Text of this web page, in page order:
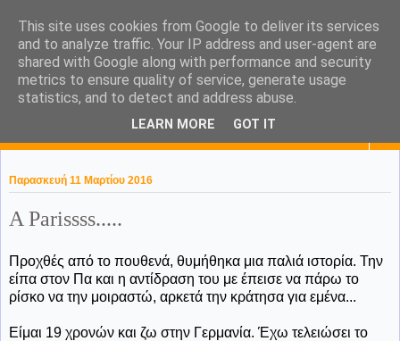
KaPa. Me without you...tea
without a biscuit!
Παρασκευή 11 Μαρτίου 2016
A Parissss.....
Προχθές από το πουθενά, θυμήθηκα μια παλιά ιστορία. Την
είπα στον Πα και η αντίδραση του με έπεισε να πάρω το
ρίσκο να την μοιραστώ, αρκετά την κράτησα για εμένα...
Είμαι 19 χρονών και ζω στην Γερμανία. Έχω τελειώσει το
This site uses cookies from Google to deliver its services
and to analyze traffic. Your IP address and user-agent are
shared with Google along with performance and security
metrics to ensure quality of service, generate usage
statistics, and to detect and address abuse.
LEARN MORE GOT IT